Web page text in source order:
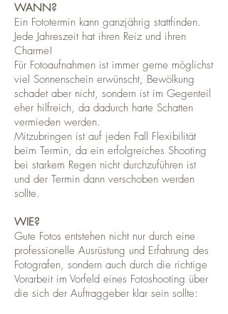
WANN?
Ein Fototermin kann ganzjährig stattfinden.
Jede Jahreszeit hat ihren Reiz und ihren
Charme!
Für Fotoaufnahmen ist immer gerne möglichst
viel Sonnenschein erwünscht, Bewölkung
schadet aber nicht, sondern ist im Gegenteil
eher hilfreich, da dadurch harte Schatten
vermieden werden.
Mitzubringen ist auf jeden Fall Flexibilität
beim Termin, da ein erfolgreiches Shooting
bei starkem Regen nicht durchzuführen ist
und der Termin dann verschoben werden
sollte.
WIE?
Gute Fotos entstehen nicht nur durch eine
professionelle Ausrüstung und Erfahrung des
Fotografen, sondern auch durch die richtige
Vorarbeit im Vorfeld eines Fotoshooting über
die sich der Auftraggeber klar sein sollte: